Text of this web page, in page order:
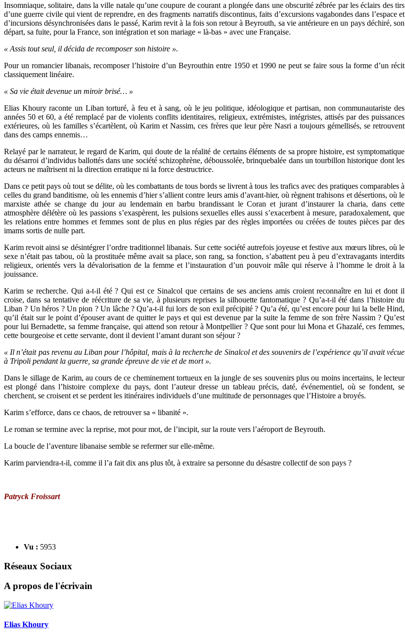
Insomniaque, solitaire, dans la ville natale qu’une coupure de courant a plongée dans une obscurité zébrée par les éclairs des tirs
d’une guerre civile qui vient de reprendre, en des fragments narratifs discontinus, faits d’excursions vagabondes dans l’espace et
d’incursions désynchronisées dans le passé, Karim revit à la fois son retour à Beyrouth, sa vie antérieure en un pays déchiré, son
départ, sa fuite, pour la France, son intégration et son mariage « là-bas » avec une Française.
« Assis tout seul, il décida de recomposer son histoire ».
Pour un romancier libanais, recomposer l’histoire d’un Beyrouthin entre 1950 et 1990 ne peut se faire sous la forme d’un récit
classiquement linéaire.
« Sa vie était devenue un miroir brisé… »
Elias Khoury raconte un Liban torturé, à feu et à sang, où le jeu politique, idéologique et partisan, non communautariste des
années 50 et 60, a été remplacé par de violents conflits identitaires, religieux, extrémistes, intégristes, attisés par des puissances
extérieures, où les familles s’écartèlent, où Karim et Nassim, ces frères que leur père Nasri a toujours gémellisés, se retrouvent
dans des camps ennemis…
Relayé par le narrateur, le regard de Karim, qui doute de la réalité de certains éléments de sa propre histoire, est symptomatique
du désarroi d’individus ballottés dans une société schizophrène, déboussolée, brinquebalée dans un tourbillon historique dont les
acteurs ne maîtrisent ni la direction erratique ni la force destructrice.
Dans ce petit pays où tout se délite, où les combattants de tous bords se livrent à tous les trafics avec des pratiques comparables à
celles du grand banditisme, où les ennemis d’hier s’allient contre leurs amis d’avant-hier, où règnent trahisons et désertions, où le
marxiste athée se change du jour au lendemain en barbu brandissant le Coran et jurant d’instaurer la charia, dans cette
atmosphère délétère où les passions s’exaspèrent, les pulsions sexuelles elles aussi s’exacerbent à mesure, paradoxalement, que
les relations entre hommes et femmes sont de plus en plus régies par des règles importées ou créées de toutes pièces par des
imams sortis de nulle part.
Karim revoit ainsi se désintégrer l’ordre traditionnel libanais. Sur cette société autrefois joyeuse et festive aux mœurs libres, où le
sexe n’était pas tabou, où la prostituée même avait sa place, son rang, sa fonction, s’abattent peu à peu d’extravagants interdits
religieux, orientés vers la dévalorisation de la femme et l’instauration d’un pouvoir mâle qui réserve à l’homme le droit à la
jouissance.
Karim se recherche. Qui a-t-il été ? Qui est ce Sinalcol que certains de ses anciens amis croient reconnaître en lui et dont il
croise, dans sa tentative de réécriture de sa vie, à plusieurs reprises la silhouette fantomatique ? Qu’a-t-il été dans l’histoire du
Liban ? Un héros ? Un pion ? Un lâche ? Qu’a-t-il fui lors de son exil précipité ? Qu’a été, qu’est encore pour lui la belle Hind,
qu’il était sur le point d’épouser avant de quitter le pays et qui est devenue par la suite la femme de son frère Nassim ? Qu’est
pour lui Bernadette, sa femme française, qui attend son retour à Montpellier ? Que sont pour lui Mona et Ghazalé, ces femmes,
cette bourgeoise et cette servante, dont il devient l’amant durant son séjour ?
« Il n’était pas revenu au Liban pour l’hôpital, mais à la recherche de Sinalcol et des souvenirs de l’expérience qu’il avait vécue
à Tripoli pendant la guerre, sa grande épreuve de vie et de mort ».
Dans le sillage de Karim, au cours de ce cheminement tortueux en la jungle de ses souvenirs plus ou moins incertains, le lecteur
est plongé dans l’histoire complexe du pays, dont l’auteur dresse un tableau précis, daté, événementiel, où se fondent, se
cherchent, se croisent et se perdent les itinéraires individuels d’une multitude de personnages que l’Histoire a broyés.
Karim s’efforce, dans ce chaos, de retrouver sa « libanité ».
Le roman se termine avec la reprise, mot pour mot, de l’incipit, sur la route vers l’aéroport de Beyrouth.
La boucle de l’aventure libanaise semble se refermer sur elle-même.
Karim parviendra-t-il, comme il l’a fait dix ans plus tôt, à extraire sa personne du désastre collectif de son pays ?
Patryck Froissart
Vu : 5953
Réseaux Sociaux
A propos de l'écrivain
Elias Khoury